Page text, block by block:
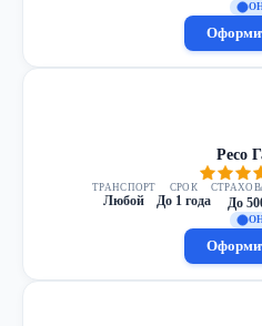
Ресо
ТРАНСПОРТ
Любой
СРОК
До 1 года До